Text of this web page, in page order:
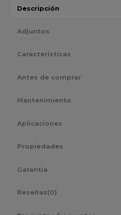
Descripción
Adjuntos
Características
Antes de comprar
Mantenimiento
Aplicaciones
Propiedades
Garantia
Reseñas(0)